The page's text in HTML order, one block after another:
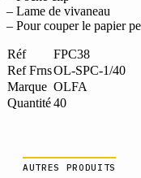
SPC-
1/40
– Lame de vivaneau
– Pour couper le papier
Réf
FPC38
Ref FrnsOL-SPC-1/40
Marque OLFA
Quantité40
AUTRES PRODUITS